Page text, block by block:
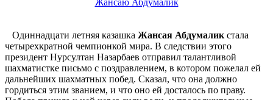
Одиннадцати летняя казашка Жансая Абдумалик стала
четырехкратной чемпионкой мира. В следствии этого
президент Нурсултан Назарбаев отправил талантливой
шахматистке письмо с поздравлением, в котором пожелал ей
дальнейших шахматных побед. Сказал, что она должно
гордиться этим званием, и что оно ей досталось по праву.